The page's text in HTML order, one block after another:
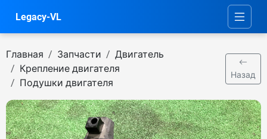
Legacy-VL
Главная Запчасти
Двигатель
Крепление двигателя
Подушки двигателя
Назад